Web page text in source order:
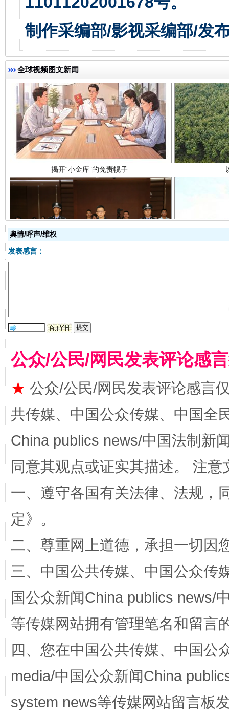
制作采编部/影视采编部/发
全球视频图文新闻
揭开“小金库”的免责幌子
受贿1.44亿！段成刚被判无期 从幼
国家大学科技园优化重塑工作
舆情/呼声/维权
发表感言：
公众/公民/网民发表评论感
★ 公众/公民/网民发表评论感言
共传媒、中国公众传媒、中国全
China publics news/中国法制新
同意其观点或证实其描述。 注
一、遵守各国有关法律、法规，
定》。
二、尊重网上道德，承担一切因
三、中国公共传媒、中国公众传
国公众新闻China publics news/
等传媒网站拥有管理笔名和留言
四、您在中国公共传媒、中国公
media/中国公众新闻China
system news等传媒网站留言板